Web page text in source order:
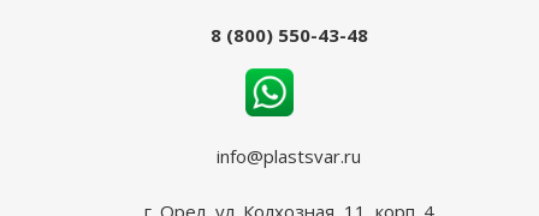
8 (800) 550-43-48
info@plastsvar.ru
г. Орел, ул. Колхозная, 11, корп. 4